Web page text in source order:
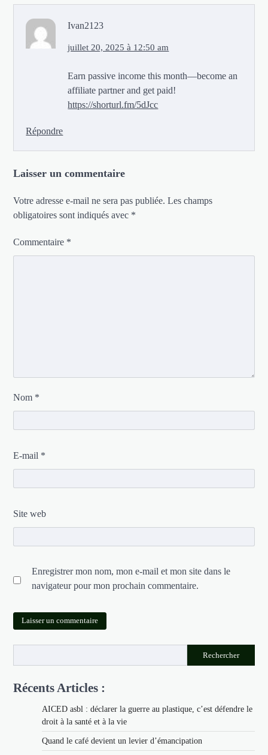
Ivan2123
juillet 20, 2025 à 12:50 am
Earn passive income this month—become an
affiliate partner and get paid!
https://shorturl.fm/5dJcc
Répondre
Laisser un commentaire
Votre adresse e-mail ne sera pas publiée. Les champs
obligatoires sont indiqués avec *
Commentaire *
Nom *
E-mail *
Site web
Enregistrer mon nom, mon e-mail et mon site dans le
navigateur pour mon prochain commentaire.
Rechercher
Récents Articles :
AICED asbl : déclarer la guerre au plastique, c’est défendre le
droit à la santé et à la vie
Quand le café devient un levier d’émancipation